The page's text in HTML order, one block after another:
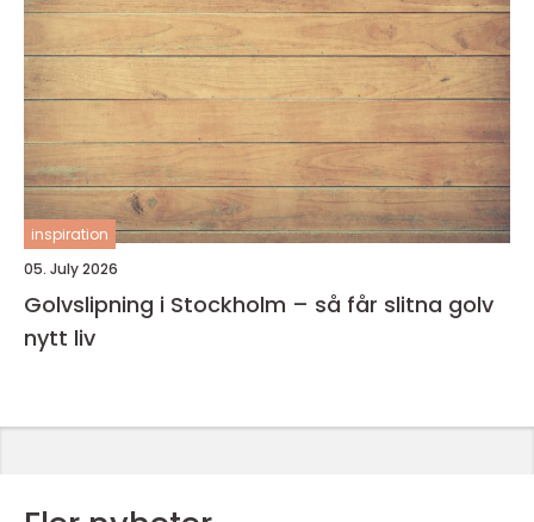
inspiration
05. July 2026
Golvslipning i Stockholm – så får slitna golv
nytt liv